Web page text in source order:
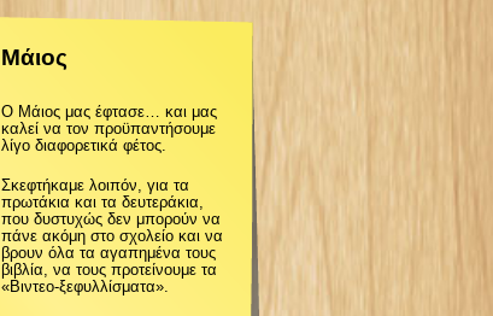
ή
τ
η
σ
η
Μάιος
Ο Μάιος μας έφτασε… και μας
καλεί να τον προϋπαντήσουμε
λίγο διαφορετικά φέτος.
Σκεφτήκαμε λοιπόν, για τα
πρωτάκια και τα δευτεράκια,
που δυστυχώς δεν μπορούν να
πάνε ακόμη στο σχολείο και να
βρουν όλα τα αγαπημένα τους
βιβλία, να τους προτείνουμε τα
«Βιντεο-ξεφυλλίσματα».